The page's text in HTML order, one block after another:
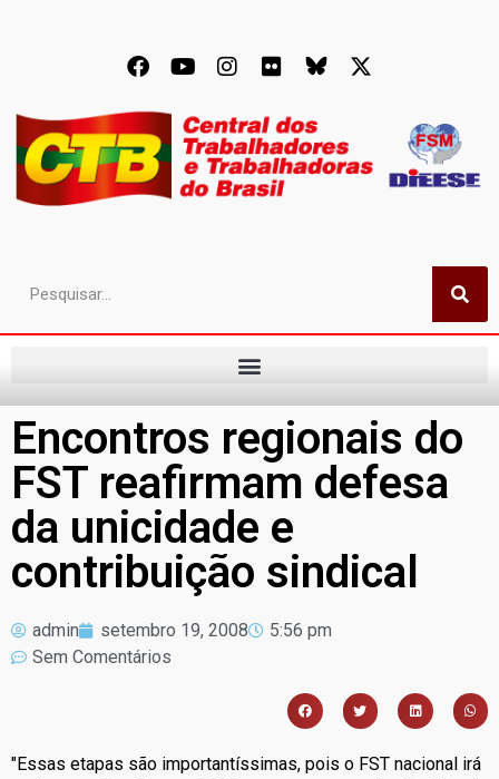
Encontros regionais do
FST reafirmam defesa
da unicidade e
contribuição sindical
admin setembro 19, 2008
5:56 pm
Sem Comentários
"Essas etapas são importantíssimas, pois o FST nacional irá